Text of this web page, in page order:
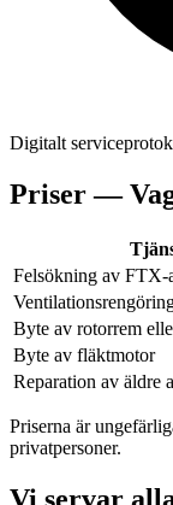
Digitalt
Priser —
Felsökning av FTX-
Byte av rotorrem
Byte av fläktmotor
Reparation av äldre
Priserna är
privatpersoner.